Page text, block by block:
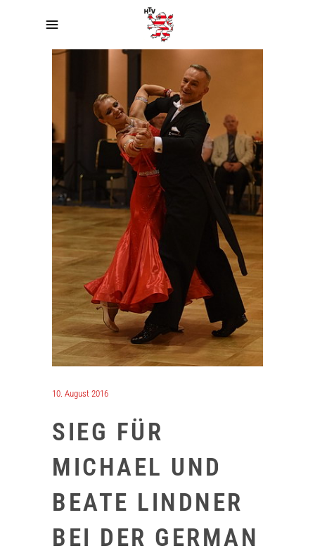
10. August 2016
SIEG FÜR
MICHAEL UND
BEATE LINDNER
BEI DER GERMAN